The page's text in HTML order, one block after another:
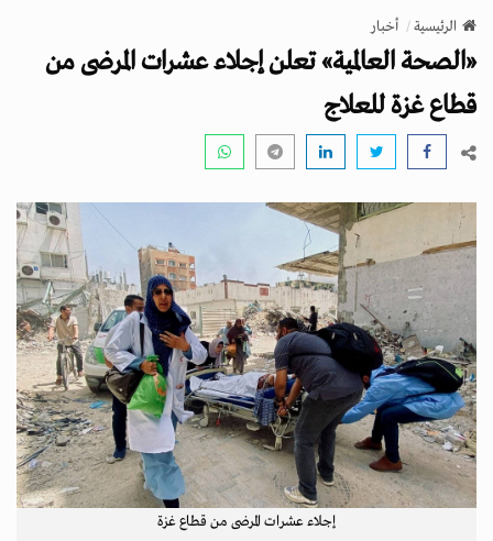
v
g
a
n
الرئيسية أخبار
«الصحة العالمية» تعلن إجلاء عشرات المرضى من
قطاع غزة للعلاج
إجلاء عشرات المرضى من قطاع غزة